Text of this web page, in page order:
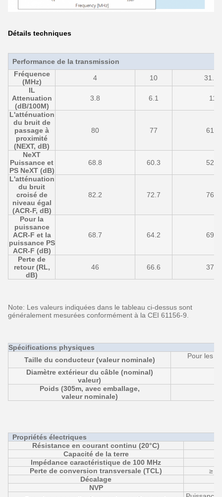
Détails techniques
Performance de la transmission
Fréquence
(MHz)
4 10
31.25
IL
Attenuation
(dB/100M)
3.8 6.1 11
L'atténuation
du bruit de
passage à
proximité
(NEXT, dB)
80 77 61.1
NeXT
Puissance et
PS NeXT (dB)
68.8 60.3 52.9
L'atténuation
du bruit
croisé de
niveau égal
(ACR-F, dB)
82.2 72.7 76.3
Pour la
puissance
ACR-F et la
puissance PS
ACR-F (dB)
68.7 64.2 69.5
Perte de
retour (RL,
dB)
46 66.6 37.5
Note: Les valeurs indiquées dans le tableau ci-dessus sont
généralement mesurées conformément à la CEI 61156-9.
Spécifications physiques
Taille du conducteur (valeur nominale)
Pour les
Diamètre extérieur du câble (nominal)
valeur)
Poids (305m, avec emballage,
valeur nominale)
Propriétés électriques
Résistance en courant continu (20°C)
Capacité de la terre
Impédance caractéristique de 100 MHz
Perte de conversion transversale (TCL)
≥
Décalage
NVP